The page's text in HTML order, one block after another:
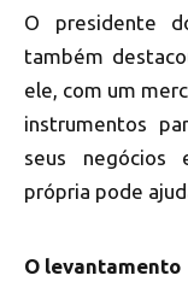
O presidente
também
ele, com um
instrumentos
seus negócios
própria pode
O levantamento